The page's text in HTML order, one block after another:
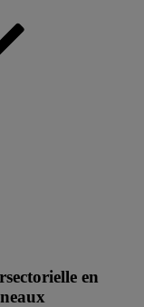
en